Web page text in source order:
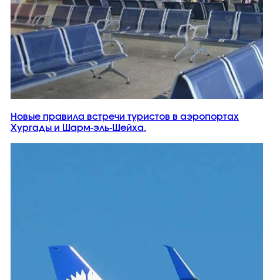
Новые правила встречи туристов в аэропортах
Хургады и Шарм-эль-Шейха.